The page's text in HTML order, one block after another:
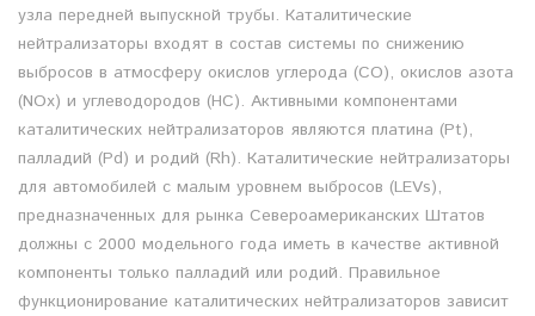
узла передней выпускной трубы. Каталитические
нейтрализаторы входят в состав системы по снижению
выбросов в атмосферу окислов углерода (CO), окислов азота
(NOx) и углеводородов (HC). Активными компонентами
каталитических нейтрализаторов являются платина (Pt),
палладий (Pd) и родий (Rh). Каталитические нейтрализаторы
для автомобилей с малым уровнем выбросов (LEVs),
предназначенных для рынка Североамериканских Штатов
должны с 2000 модельного года иметь в качестве активной
компоненты только палладий или родий. Правильное
функционирование каталитических нейтрализаторов зависит